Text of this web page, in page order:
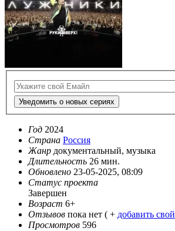
Уведомить о новых сериях
Год 2024
Страна Россия
Жанр документальный, музыка
Длительность 26 мин.
Обновлено 23-05-2025, 08:09
Статус проекта
Завершен
Возраст 6+
Отзывов пока нет ( + добавить свой
Просмотров 596